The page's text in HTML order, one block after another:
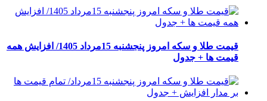
قیمت طلا و سکه امروز پنجشنبه 15مرداد 1405/ افزایش همه
قیمت ها + جدول